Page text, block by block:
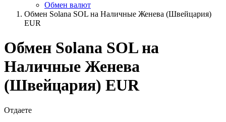
Обмен валют
Обмен Solana SOL на Наличные Женева (Швейцария)
EUR
Обмен Solana SOL на
Наличные Женева
(Швейцария) EUR
Отдаете